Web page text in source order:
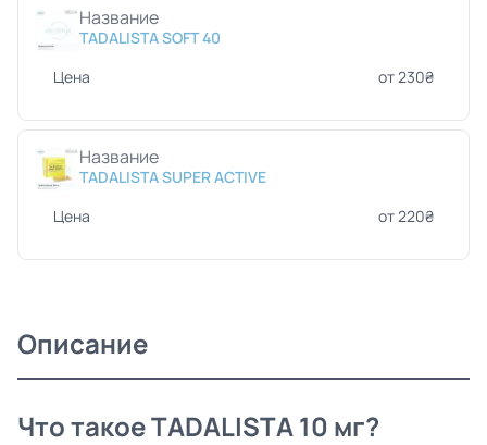
Название
TADALISTA SOFT 40
Цена
от 230₴
Название
TADALISTA SUPER ACTIVE
Цена
от 220₴
Описание
Что такое TADALISTA 10 мг?